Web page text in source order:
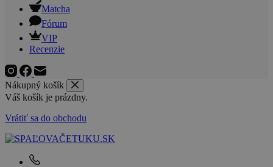
Matcha
Fórum
VIP
Recenzie
Nákupný košík
Váš košík je prázdny.
Vrátiť sa do obchodu